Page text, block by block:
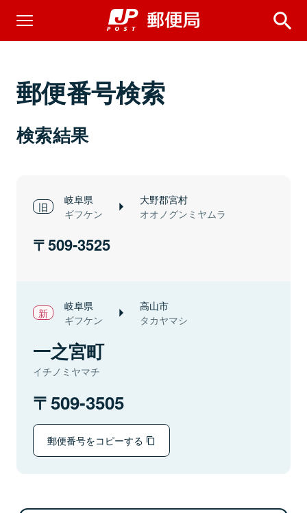
郵便番号検索
検索結果
岐阜県
ギフケン
大野郡宮村
オオノグンミヤムラ
509-3525
岐阜県
ギフケン
高山市
タカヤマシ
一之宮町
イチノミヤマチ
509-3505
郵便番号をコピーする